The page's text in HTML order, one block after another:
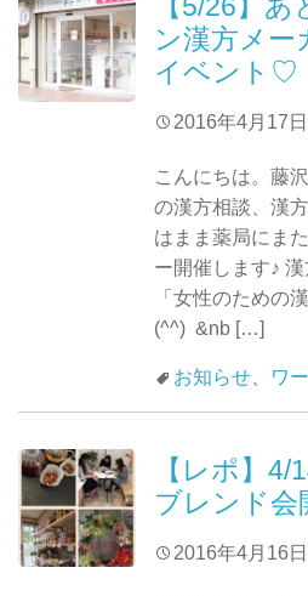
ン漢方メー
イベント♡
2016年4月17日
こんにちは。藤
の漢方相談、漢
はまま薬局にま
ー開催します♪
「女性のための
(^^) &nb […]
お知らせ ワ
【レポ】
ブレンド会
2016年4月16日